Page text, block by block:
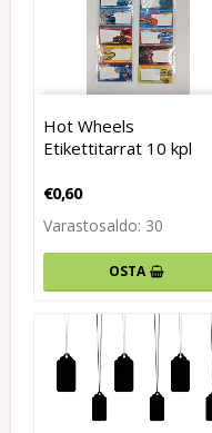
Hot Wheels
Etikettitarrat 10 kpl
€0,60
Varastosaldo: 30
OSTA